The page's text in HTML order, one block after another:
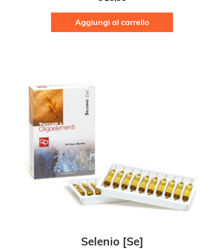
Aggiungi al carrello
Selenio [Se]